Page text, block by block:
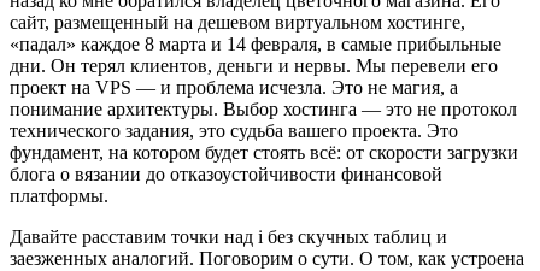
сайт, размещенный на дешевом виртуальном хостинге,
«падал» каждое 8 марта и 14 февраля, в самые прибыльные
дни. Он терял клиентов, деньги и нервы. Мы перевели его
проект на VPS — и проблема исчезла. Это не магия, а
понимание архитектуры. Выбор хостинга — это не протокол
технического задания, это судьба вашего проекта. Это
фундамент, на котором будет стоять всё: от скорости загрузки
блога о вязании до отказоустойчивости финансовой
платформы.
Давайте расставим точки над i без скучных таблиц и
заезженных аналогий. Поговорим о сути. О том, как устроена